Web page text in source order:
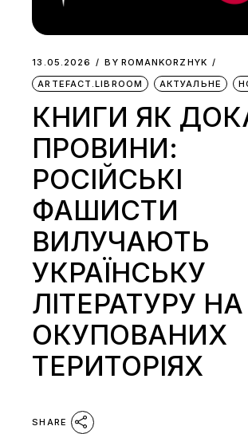
13.05.2026 BY ROMANKORZHYK
ARTEFACT.LIBROOM
АКТУАЛЬНЕ
КНИГИ ЯК
ПРОВИНИ:
РОСІЙСЬКІ
ФАШИСТИ
ВИЛУЧАЮТЬ
УКРАЇНСЬКУ
ЛІТЕРАТУРУ НА
ОКУПОВАНИХ
ТЕРИТОРІЯХ
SHARE